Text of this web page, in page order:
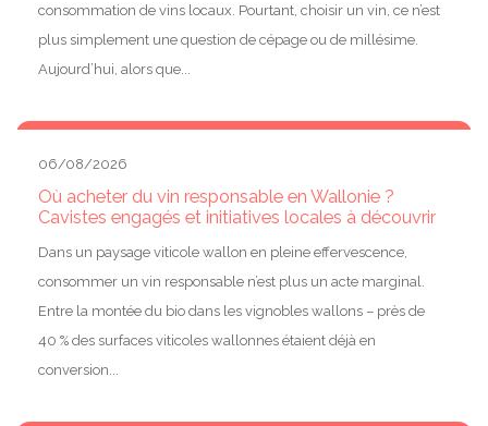
consommation de vins locaux. Pourtant, choisir un vin, ce n’est
plus simplement une question de cépage ou de millésime.
Aujourd’hui, alors que...
06/08/2026
Où acheter du vin responsable en Wallonie ?
Cavistes engagés et initiatives locales à découvrir
Dans un paysage viticole wallon en pleine effervescence,
consommer un vin responsable n’est plus un acte marginal.
Entre la montée du bio dans les vignobles wallons – près de
40 % des surfaces viticoles wallonnes étaient déjà en
conversion...